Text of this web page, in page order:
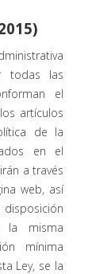
todas las
el
artículos
de la
en el
a través
web, así
la misma
mínima
Ley, se la